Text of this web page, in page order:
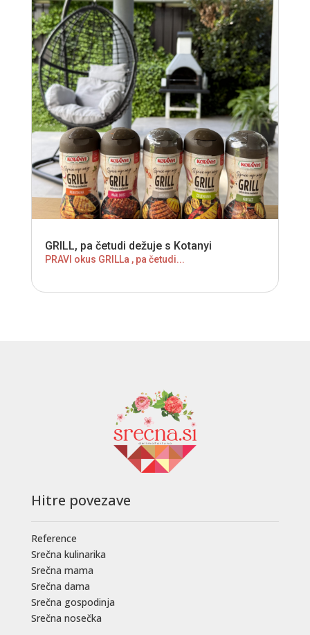
GRILL, pa četudi dežuje s Kotanyi
PRAVI okus GRILLa , pa četudi...
Hitre povezave
Reference
Srečna kulinarika
Srečna mama
Srečna dama
Srečna gospodinja
Srečna nosečka